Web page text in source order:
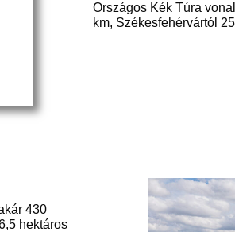
Országos Kék Túra
km, Székesfehérvártól
430
hektáros